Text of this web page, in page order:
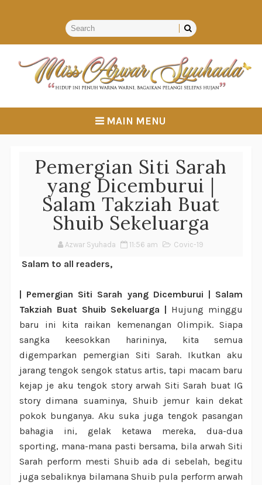
MAIN MENU
Pemergian Siti Sarah
yang Dicemburui |
Salam Takziah Buat
Shuib Sekeluarga
Azwar Syuhada 11:56 am Covic-19
Salam to all readers,
| Pemergian Siti Sarah yang Dicemburui | Salam
Takziah Buat Shuib Sekeluarga | Hujung minggu
baru ini kita raikan kemenangan Olimpik. Siapa
sangka keesokkan harininya, kita semua
digemparkan pemergian Siti Sarah. Ikutkan aku
jarang tengok sengok status artis, tapi macam baru
kejap je aku tengok story arwah Siti Sarah buat IG
story dimana suaminya, Shuib jemur kain dekat
pokok bunganya. Aku suka juga tengok pasangan
bahagia ini, gelak ketawa mereka, dua-dua
sporting, mana-mana pasti bersama, bila arwah Siti
Sarah perform mesti Shuib ada di sebelah, begitu
juga sebaliknya bilamana Shuib pula perform arwah